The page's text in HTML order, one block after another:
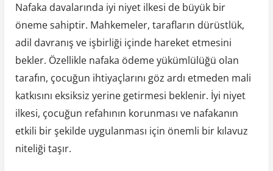
Nafaka davalarında iyi niyet ilkesi de büyük bir
öneme sahiptir. Mahkemeler, tarafların dürüstlük,
adil davranış ve işbirliği içinde hareket etmesini
bekler. Özellikle nafaka ödeme yükümlülüğü olan
tarafın, çocuğun ihtiyaçlarını göz ardı etmeden mali
katkısını eksiksiz yerine getirmesi beklenir. İyi niyet
ilkesi, çocuğun refahının korunması ve nafakanın
etkili bir şekilde uygulanması için önemli bir kılavuz
niteliği taşır.